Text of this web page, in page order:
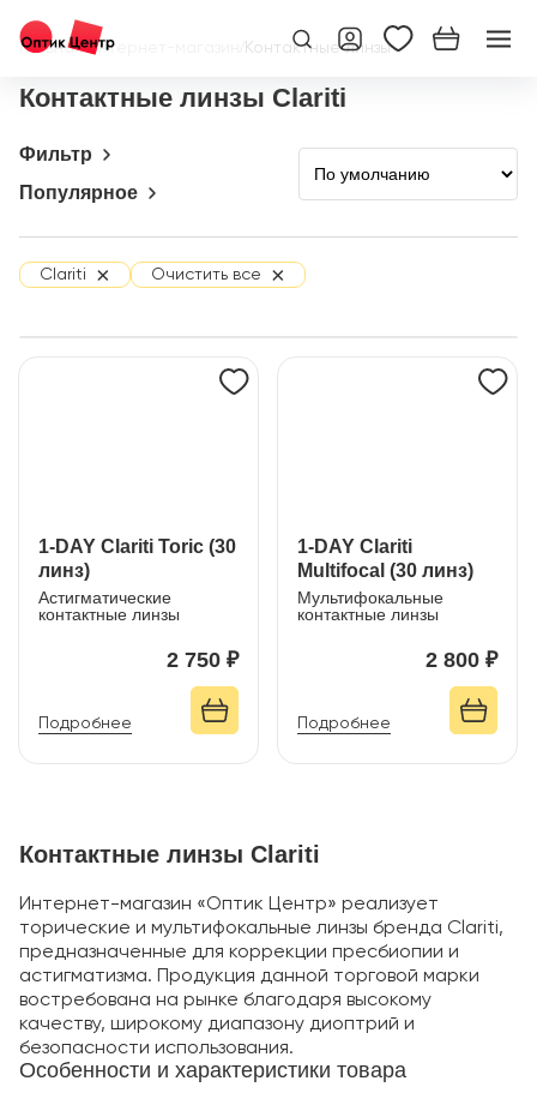
Главная/Интернет-магазин Контактные линзы
Контактные линзы Clariti
Фильтр
Популярное
Clariti × Очистить все ×
1-DAY Clariti Toric (30
линз)
Астигматические
контактные линзы
2 750 ₽
Подробнее
1-DAY Clariti
Multifocal (30 линз)
Мультифокальные
контактные линзы
2 800 ₽
Подробнее
Контактные линзы Clariti
Интернет-магазин «Оптик Центр» реализует
торические и мультифокальные линзы бренда Clariti,
предназначенные для коррекции пресбиопии и
астигматизма. Продукция данной торговой марки
востребована на рынке благодаря высокому
качеству, широкому диапазону диоптрий и
безопасности использования.
Особенности и характеристики товара